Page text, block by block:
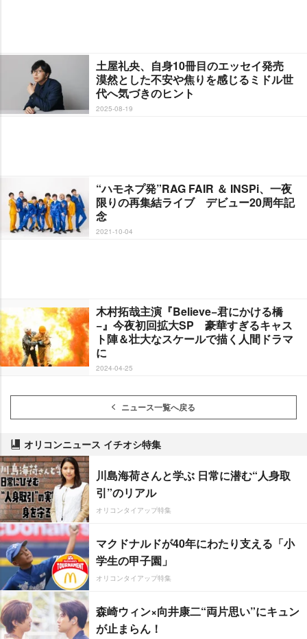
土屋礼央、自身10冊目のエッセイ発売
漠然とした不安や焦りを感じるミドル世
代へ気づきのヒント
2025-08-19
“ハモネプ発”RAG FAIR ＆ INSPi、一夜
限りの再集結ライブ デビュー20周年記
念
2021-10-04
木村拓哉主演『Believe−君にかける橋
−』今夜初回拡大SP 豪華すぎるキャス
ト陣＆壮大なスケールで描く人間ドラマ
に
2024-04-25
ニュース一覧へ戻る
オリコンニュース イチオシ特集
川島海荷さんと学ぶ 日常に潜む“人身取
引”のリアル
オリコンタイアップ特集
マクドナルドが40年にわたり支える「小
学生の甲子園」
オリコンタイアップ特集
森崎ウィン×向井康二“両片思い”にキュン
が止まらん！